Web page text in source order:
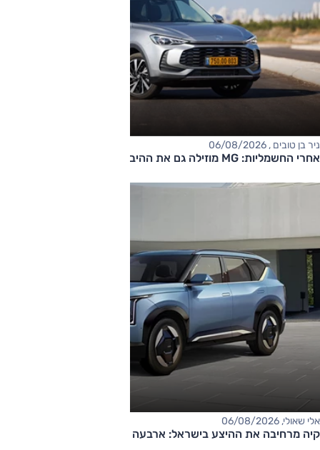
ניר בן טובים , 06/08/2026
אחרי החשמליות: MG מוזילה גם את ההיברידיות
אלי שאולי, 06/08/2026
קיה מרחיבה את ההיצע בישראל: ארבעה דגמים חדשים בדרך